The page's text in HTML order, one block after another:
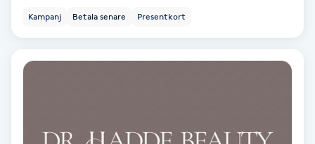
Kampanj Betala senare Presentkort